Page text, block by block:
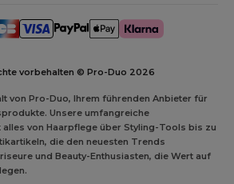
vorbehalten © Pro-Duo 2026
von Pro-Duo, Ihrem führenden Anbieter für
Unsere umfangreiche
von Haarpflege über Styling-Tools bis zu
die den neuesten Trends
und Beauty-Enthusiasten, die Wert auf